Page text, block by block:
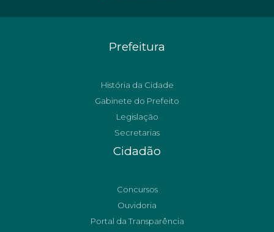
Prefeitura
História da Cidade
Gabinete do Prefeito
Legislação
Secretarias
Cidadão
Concursos
Ouvidoria
Portal da Transparência